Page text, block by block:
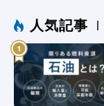
人気記事